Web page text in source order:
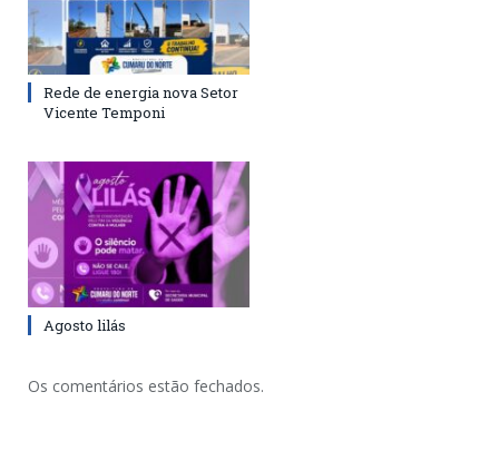
Rede de energia nova Setor
Vicente Temponi
Agosto lilás
Os comentários estão fechados.